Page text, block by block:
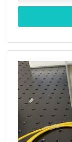
1060nm帯
ンコントロー
しており、ソ